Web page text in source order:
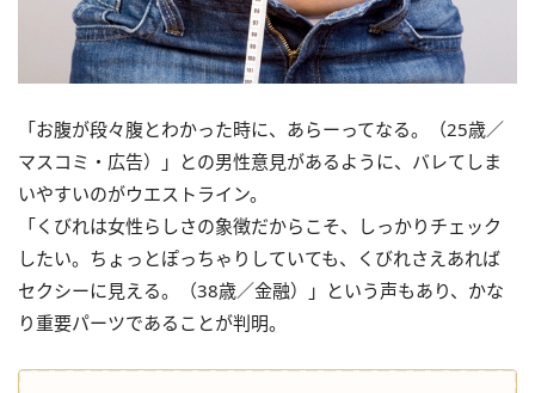
「お腹が段々腹とわかった時に、あらーってなる。（25歳／
マスコミ・広告）」との男性意見があるように、バレてしま
いやすいのがウエストライン。
「くびれは女性らしさの象徴だからこそ、しっかりチェック
したい。ちょっとぽっちゃりしていても、くびれさえあれば
セクシーに見える。（38歳／金融）」という声もあり、かな
り重要パーツであることが判明。